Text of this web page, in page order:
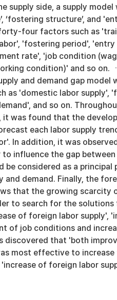
supply side, a supply
‘fostering structure’, and
four factors such as
'fostering period',
rate', 'job condition
condition)' and so on.
and demand gap model
as 'domestic labor supply',
and so on.
it was found that the
each labor supply
In addition, it was
influence the gap
be considered as a
and demand. Finally, the
that the growing scarcity
to search for the
of foreign labor supply',
of job conditions and
discovered that 'both
most effective to increase
of foreign labor